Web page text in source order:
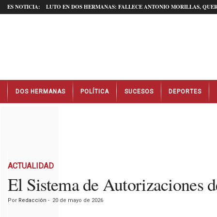
ES NOTICIA: LUTO EN DOS HERMANAS: FALLECE ANTONIO MORILLAS,
t
DOS HERMANAS POLÍTICA SUCESOS DEPORTES
ACTUALIDAD
El Sistema de Autorizaciones
Por Redacción - 20 de mayo de 2026